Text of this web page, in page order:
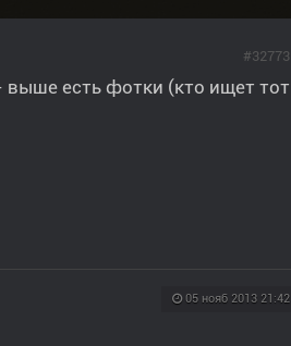
выше есть фотки (кто ищет тот
05 нояб 2013 21:42
#32773